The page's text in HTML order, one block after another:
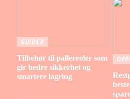
GUIDER
Tilbehør til pallereoler som
gir bedre sikkerhet og
smartere lagring